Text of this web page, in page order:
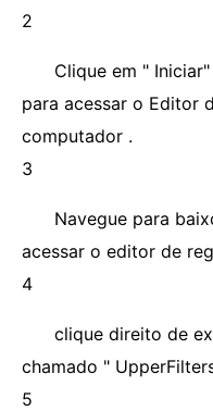
2
Clique em "
para acessar o Editor
computador .
3
Navegue para
acessar o editor de
4
clique direito de
chamado "
5